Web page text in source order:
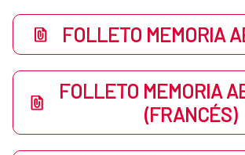
FOLLETO MEMORIA
FOLLETO MEMORIA
(FRANCÉS)